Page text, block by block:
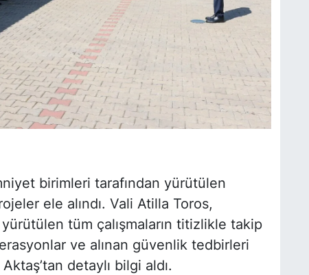
birimleri tarafından yürütülen
ele alındı. Vali Atilla Toros,
tüm çalışmaların titizlikle takip
ve alınan güvenlik tedbirleri
detaylı bilgi aldı.